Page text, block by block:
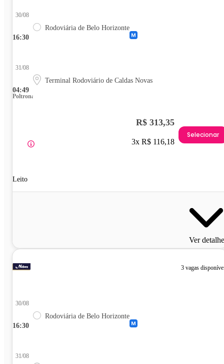
16:30
30/08
Rodoviária de Belo Horizonte
04:49
31/08
Terminal Rodoviário de Caldas Novas
Poltrona
Leito
R$ 313,35
3x R$ 116,18
Selecionar
Ver
3 vagas
16:30
30/08
Rodoviária de Belo Horizonte
31/08